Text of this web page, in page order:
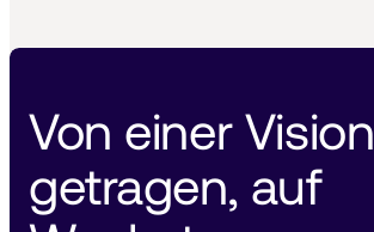
Von einer Vision
getragen, auf